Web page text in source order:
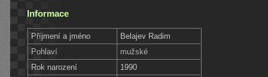
Informace
Příjmení a jméno
Belajev Radim
Pohlaví
mužské
Rok narození
1990